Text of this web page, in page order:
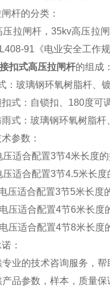
杆的分类：
压拉闸杆，35kv高压拉
91《电业安全工作规
扣式高压拉闸杆的组成：
：玻璃钢环氧树脂杆、
式：自锁扣、180度可
式：玻璃钢环氧树脂
参数：
压适合配置3节4米长度
压适合配置3节4.5米长度
压适合配置3节5米长度
压适合配置4节6米长度
压适合配置4节8米长度
：
专业的技术咨询服务，
产品参数，样本，质量保